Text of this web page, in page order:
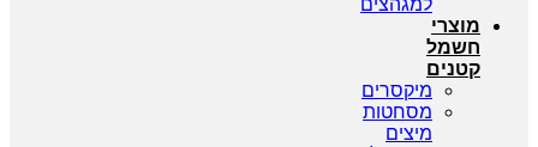
מוצרי
חשמל
קטנים
מיקסרים
מסחטות
מיצים